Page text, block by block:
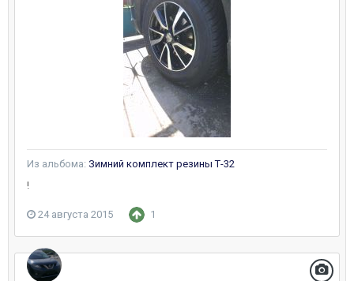
Из альбома: Зимний комплект резины Т-32
!
24 августа 2015 1